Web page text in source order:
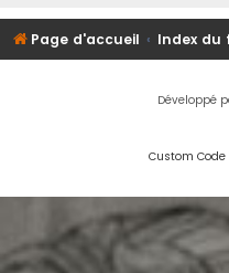
Page d'accueil Index du
Développé
Custom